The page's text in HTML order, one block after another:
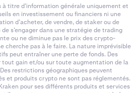
titre d’information générale uniquement et
en investissement ou financiers ni une
d’acheter, de vendre, de staker ou de
s’engager dans une stratégie de trading
ou ne diminue pas le prix des crypto-
cherche pas à le faire. La nature imprévisible
peut entraîner une perte de fonds. Des
tout gain et/ou sur toute augmentation de la
restrictions géographiques peuvent
et produits crypto ne sont pas réglementés.
pour ses différents produits et services